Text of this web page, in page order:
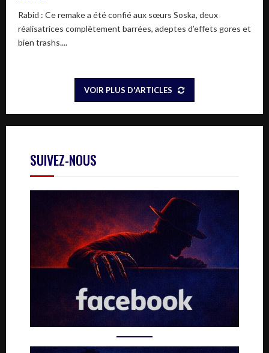
Rabid : Ce remake a été confié aux sœurs Soska, deux
réalisatrices complètement barrées, adeptes d’effets gores et
bien trashs....
VOIR PLUS D'ARTICLES
SUIVEZ-NOUS